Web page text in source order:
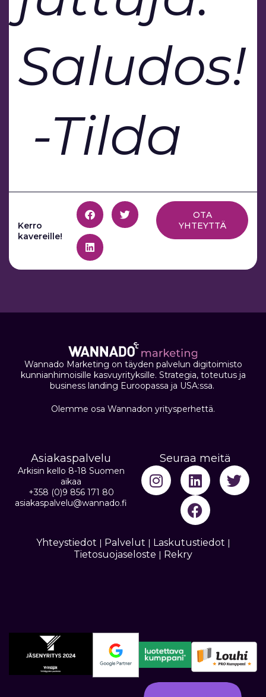
Saludos!
-Tilda
Kerro
kavereille!
OTA
YHTEYTTÄ
Wannado Marketing on täyden palvelun digitoimisto
kunnianhimoisille kasvuyrityksille. Strategia, toteutus ja
business landing Euroopassa ja USA:ssa.
Olemme osa Wannadon yritysperhettä.
Asiakaspalvelu
Arkisin kello 8-18 Suomen
aikaa
+358 (0)9 856 171 80
asiakaspalvelu@wannado.fi
Seuraa meitä
Yhteystiedot | Palvelut | Laskutustiedot |
Tietosuojaseloste | Rekry